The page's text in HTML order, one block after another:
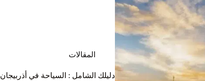
المقالات
دليلك الشامل : السياحة في أذربيجان 2025 | إطلالة